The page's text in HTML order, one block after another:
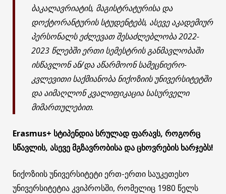
ბაკალავრიატის, მაგისტრატურისა და
დოქტორანტურის სტუდენტებს, ასევე აკადემიურ
პერსონალს ეძლევათ შესაძლებლობა 2022-
2023 წლებში ერთი სემესტრის განმავლობაში
ისწავლონ ან/და აწარმოონ სამეცნიერო-
კვლევითი საქმიანობა ნიქოზიის უნივერსიტეტში
და აიმაღლონ კვალიფიკაცია სასურველი
მიმართულებით.
Erasmus+ სტიპენდია სრულად ფარავს, როგორც
სწავლის, ასევე მგზავრობისა და ცხოვრების ხარჯებს!
ნიქოზიის უნივერსიტეტი ერთ-ერთი საუკეთესო
უნივერსიტეტია კვიპროსში, რომელიც 1980 წელს